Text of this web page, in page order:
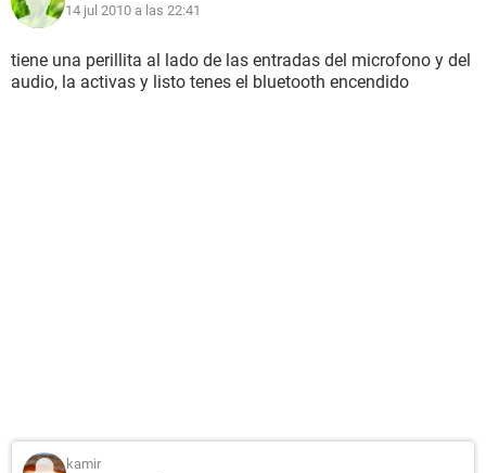
14 jul 2010 a las 22:41
tiene una perillita al lado de las entradas del microfono y del
audio, la activas y listo tenes el bluetooth encendido
kamir